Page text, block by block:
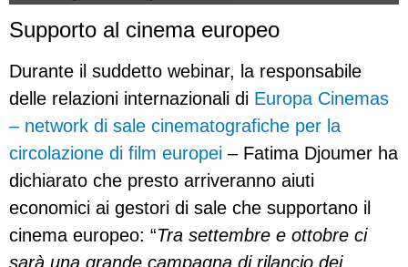
Supporto al cinema europeo
Durante il suddetto webinar, la responsabile
delle relazioni internazionali di Europa Cinemas
– network di sale cinematografiche per la
circolazione di film europei – Fatima Djoumer ha
dichiarato che presto arriveranno aiuti
economici ai gestori di sale che supportano il
cinema europeo: “Tra settembre e ottobre ci
sarà una grande campagna di rilancio dei